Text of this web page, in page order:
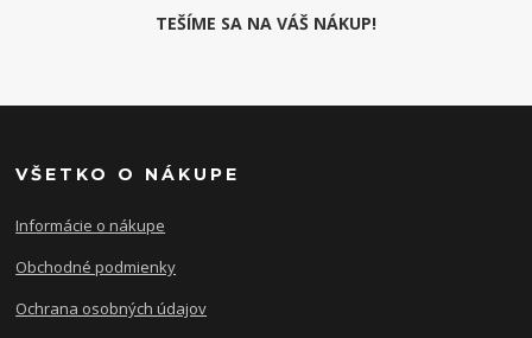
TEŠÍME SA NA VÁŠ NÁKUP!
VŠETKO O NÁKUPE
Informácie o nákupe
Obchodné podmienky
Ochrana osobných údajov